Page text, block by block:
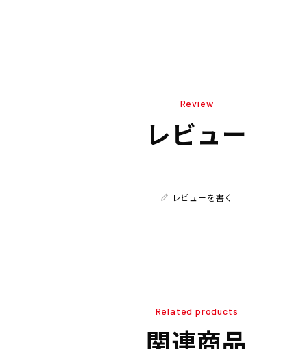
Review
レビュー
レビューを書く
Related products
関連商品